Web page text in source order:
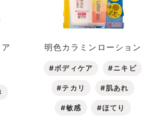
明色カラミンローション
#ボディケア #ニキビ
#テカリ #肌あれ
#敏感 #ほてり